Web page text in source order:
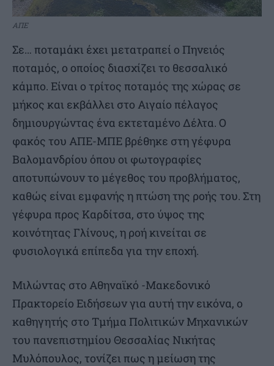
ΑΠΕ
Σε… ποταμάκι έχει μετατραπεί ο Πηνειός
ποταμός, ο οποίος διασχίζει το θεσσαλικό
κάμπο. Είναι ο τρίτος ποταμός της χώρας σε
μήκος και εκβάλλει στο Αιγαίο πέλαγος
δημιουργώντας ένα εκτεταμένο Δέλτα. Ο
φακός του ΑΠΕ-ΜΠΕ βρέθηκε στη γέφυρα
Βαλομανδρίου όπου οι φωτογραφίες
αποτυπώνουν το μέγεθος του προβλήματος,
καθώς είναι εμφανής η πτώση της ροής του. Στη
γέφυρα προς Καρδίτσα, στο ύψος της
κοινότητας Γλίνους, η ροή κινείται σε
φυσιολογικά επίπεδα για την εποχή.
Μιλώντας στο Αθηναϊκό -Μακεδονικό
Πρακτορείο Ειδήσεων για αυτή την εικόνα, ο
καθηγητής στο Τμήμα Πολιτικών Μηχανικών
του πανεπιστημίου Θεσσαλίας Νικήτας
Μυλόπουλος, τονίζει πως η μείωση της